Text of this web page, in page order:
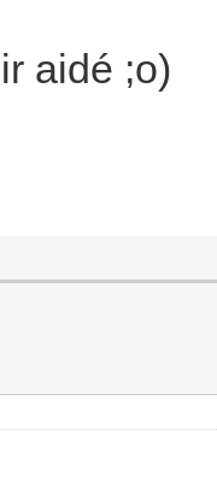
aidé ;o)